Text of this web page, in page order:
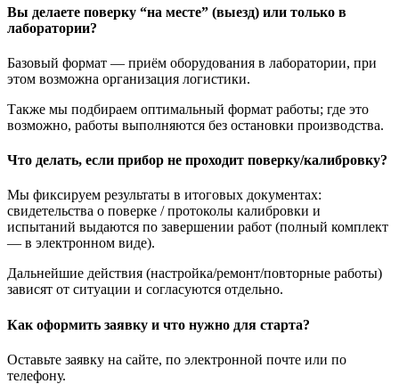
Вы делаете поверку “на месте” (выезд) или только в
лаборатории?
Базовый формат — приём оборудования в лаборатории, при
этом возможна организация логистики.
Также мы подбираем оптимальный формат работы; где это
возможно, работы выполняются без остановки производства.
Что делать, если прибор не проходит поверку/калибровку?
Мы фиксируем результаты в итоговых документах:
свидетельства о поверке / протоколы калибровки и
испытаний выдаются по завершении работ (полный комплект
— в электронном виде).
Дальнейшие действия (настройка/ремонт/повторные работы)
зависят от ситуации и согласуются отдельно.
Как оформить заявку и что нужно для старта?
Оставьте заявку на сайте, по электронной почте или по
телефону.